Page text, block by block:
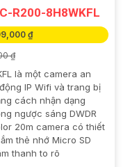
R200-8H8WKFL
₫
₫
là một camera an
IP Wifi và trang bị
cách nhận dạng
ngược sáng DWDR
20m camera có thiết
thẻ nhớ Micro SD
thanh to rõ